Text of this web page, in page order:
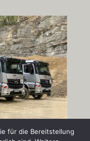
für die Bereitstellung